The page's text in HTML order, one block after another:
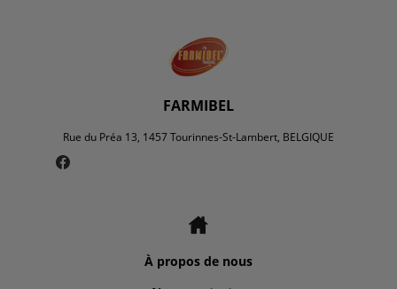
FARMIBEL
Rue du Préa 13, 1457 Tourinnes-St-Lambert, BELGIQUE
À propos de nous